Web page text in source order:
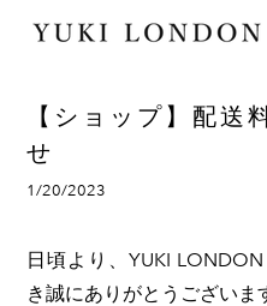
【ショップ】配送
せ
1/20/2023
日頃より、YUKI
き誠にありがとうございま
最
メデ
アロマイ
アロマ
香り
特別なギフ